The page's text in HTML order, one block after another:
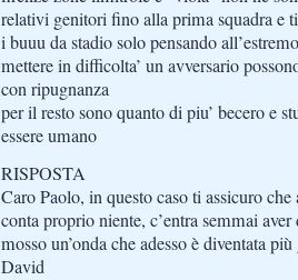
relativi genitori fino alla prima squadra e
i buuu da stadio solo pensando
mettere in difficolta’ un avversario
con ripugnanza
per il resto sono quanto di piu’ becero e
essere umano
RISPOSTA
Caro Paolo, in questo caso ti assicuro
conta proprio niente, c’entra semmai
mosso un’onda che adesso è diventata
David